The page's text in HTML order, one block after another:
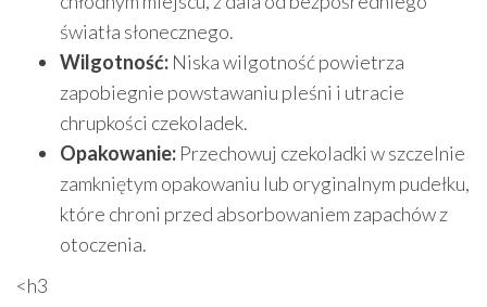
światła słonecznego.
Wilgotność: Niska wilgotność powietrza
zapobiegnie powstawaniu pleśni i utracie
chrupkości czekoladek.
Opakowanie: Przechowuj czekoladki w szczelnie
zamkniętym opakowaniu lub oryginalnym pudełku,
które chroni przed absorbowaniem zapachów z
otoczenia.
<h3